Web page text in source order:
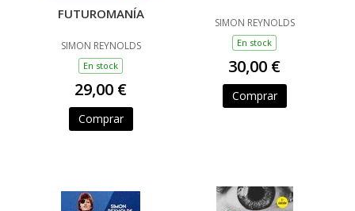
FUTUROMANÍA
SIMON REYNOLDS
En stock
29,00 €
Comprar
SIMON REYNOLDS
En stock
30,00 €
Comprar